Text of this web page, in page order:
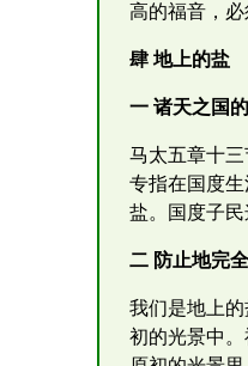
高的福音，
肆 地上的盐
一 诸天之国
马太五章十
专指在国度
盐。国度子
二 防止地完
我们是地上
初的光景中